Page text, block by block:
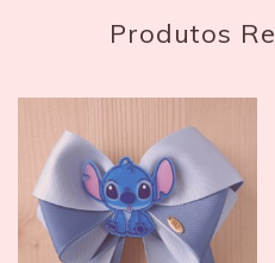
Produtos